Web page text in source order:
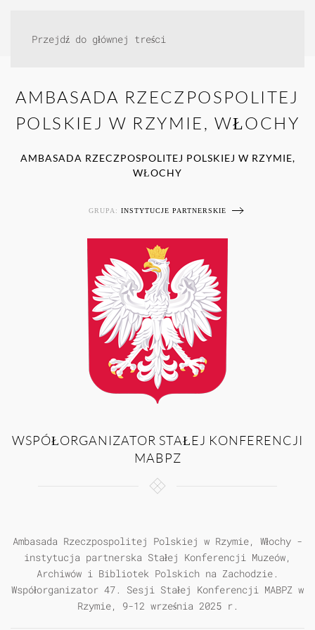
Przejdź do głównej treści
AMBASADA RZECZPOSPOLITEJ
POLSKIEJ W RZYMIE, WŁOCHY
AMBASADA RZECZPOSPOLITEJ POLSKIEJ W RZYMIE,
WŁOCHY
GRUPA: INSTYTUCJE PARTNERSKIE
WSPÓŁORGANIZATOR STAŁEJ KONFERENCJI
MABPZ
Ambasada Rzeczpospolitej Polskiej w Rzymie, Włochy -
instytucja partnerska Stałej Konferencji Muzeów,
Archiwów i Bibliotek Polskich na Zachodzie.
Współorganizator 47. Sesji Stałej Konferencji MABPZ w
Rzymie, 9-12 września 2025 r.